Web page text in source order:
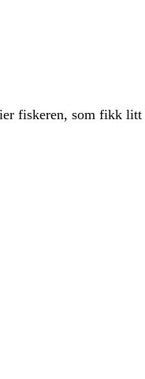
fiskeren, som fikk